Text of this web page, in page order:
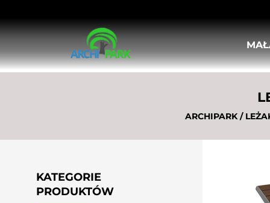
STOJAKI ROWEROWE
OSŁONY PIONOWE DO DRZEW
TABLICE OGŁOSZENIOWE I
POPIELNICE
ARCHIPARK/
KATEGORIE
PRODUKTÓW